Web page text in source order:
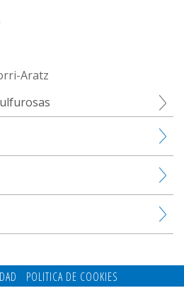
Aratz
POLITICA DE COOKIES